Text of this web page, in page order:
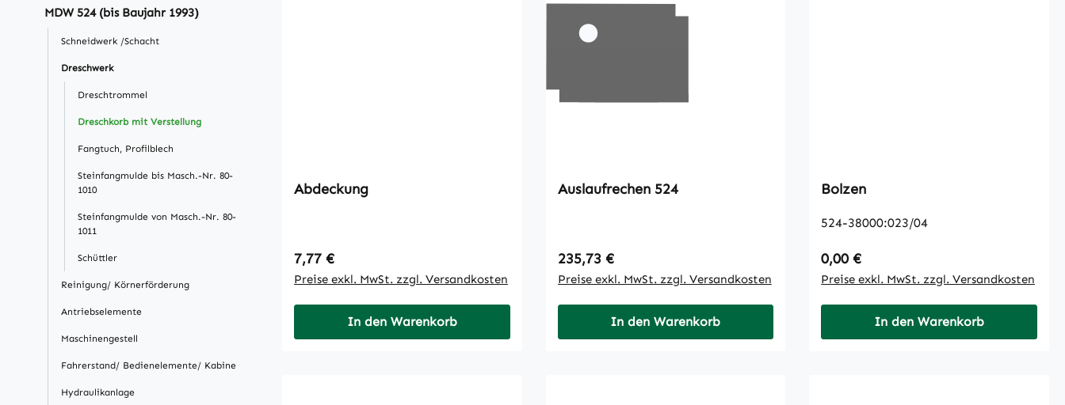
MDW 524 (bis Baujahr 1993)
Schneidwerk /Schacht
Dreschwerk
Dreschtrommel
Dreschkorb mit Verstellung
Fangtuch, Profilblech
Steinfangmulde bis Masch.-Nr. 80-
1010
Steinfangmulde von Masch.-Nr. 80-
1011
Schüttler
Reinigung/ Körnerförderung
Antriebselemente
Maschinengestell
Fahrerstand/ Bedienelemente/ Kabine
Hydraulikanlage
Abdeckung
Regulärer Preis:
7,77 €
Preise exkl. MwSt. zzgl. Versandkosten
In den Warenkorb
Auslaufrechen 524
Regulärer Preis:
235,73 €
Preise exkl. MwSt. zzgl. Versandkosten
In den Warenkorb
Bolzen
524-38000:023/04
Regulärer Preis:
0,00 €
Preise exkl. MwSt. zzgl. Versandkosten
In den Warenkorb